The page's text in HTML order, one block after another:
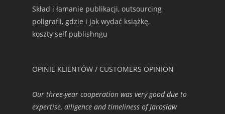
Skład i łamanie publikacji, outsourcing
poligrafii, gdzie i jak wydać książkę,
koszty self publishngu
OPINIE KLIENTÓW / CUSTOMERS OPINION
Our three-year cooperation was very good due to
expertise, diligence and timeliness of Jarosław